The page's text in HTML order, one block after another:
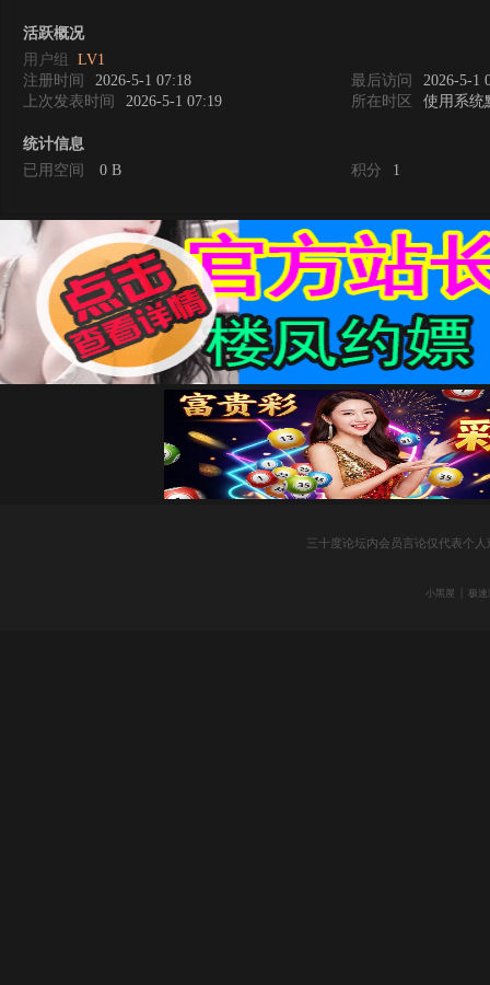
活跃概况
用户组 LV1
注册时间
2026-5-1 07:18 最后访问
2026-5-1
上次发表时间
2026-5-1 07:19 所在时区 使用系统
统计信息
已用空间
0 B 积分 1
三十度论坛内会员言论仅代表个
小黑屋 极速